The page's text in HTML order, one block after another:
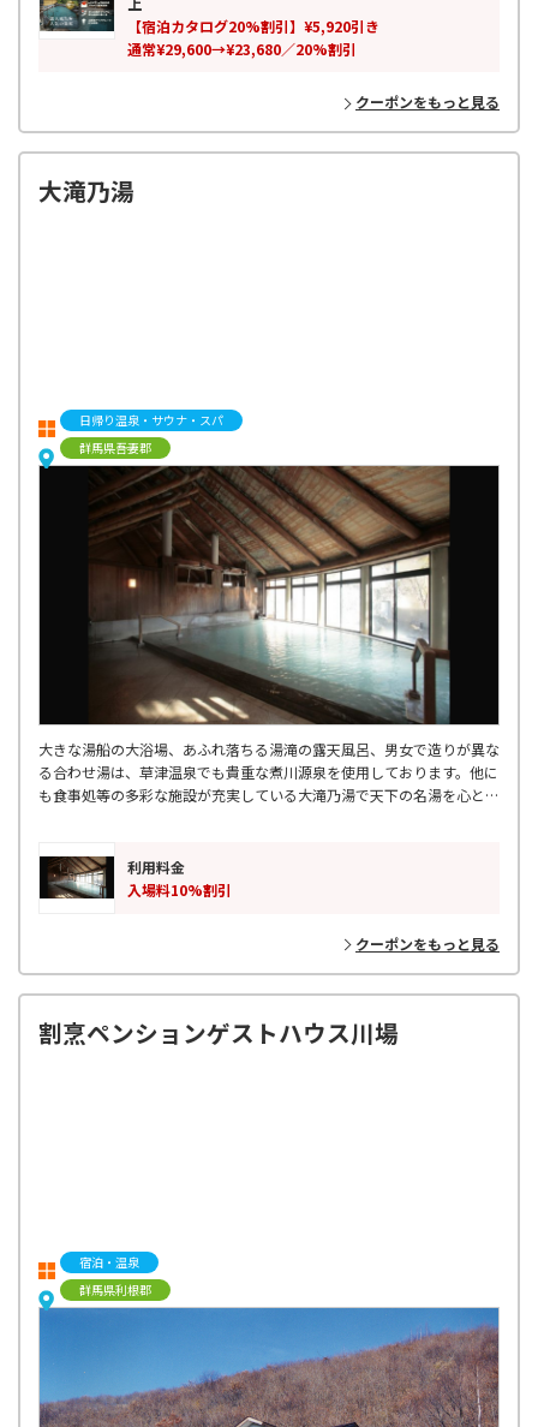
【宿泊カタログ20%割引】¥5,920引き
通常¥29,600→¥23,680／20%割引
クーポンをもっと見る
大滝乃湯
日帰り温泉・サウナ・スパ
群馬県吾妻郡
大きな湯船の大浴場、あふれ落ちる湯滝の露天風呂、男女で造りが異な
る合わせ湯は、草津温泉でも貴重な煮川源泉を使用しております。他に
も食事処等の多彩な施設が充実している大滝乃湯で天下の名湯を心と体
利用料金
入場料10%割引
クーポンをもっと見る
割烹ペンションゲストハウス川場
宿泊・温泉
群馬県利根郡